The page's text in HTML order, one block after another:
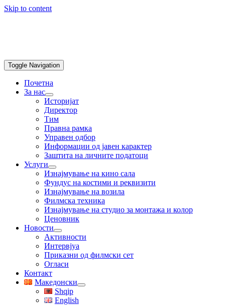
Skip to content
Toggle Navigation
Почетна
За нас
Историјат
Директор
Тим
Правна рамка
Управен одбор
Информации од јавен карактер
Заштита на личните податоци
Услуги
Изнајмување на кино сала
Фундус на костими и реквизити
Изнајмување на возила
Филмска техника
Изнајмување на студио за монтажа и колор
Ценовник
Новости
Активности
Интервјуа
Приказни од филмски сет
Огласи
Контакт
Македонски
Shqip
English